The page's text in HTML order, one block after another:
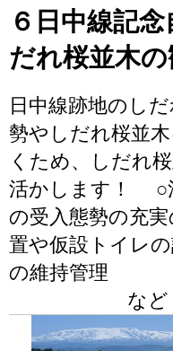
６日中線記
だれ桜並木
日中線跡地のし
勢やしだれ桜並
くため、しだれ
活かします！
の受入態勢の充
置や仮設トイ
の維
など